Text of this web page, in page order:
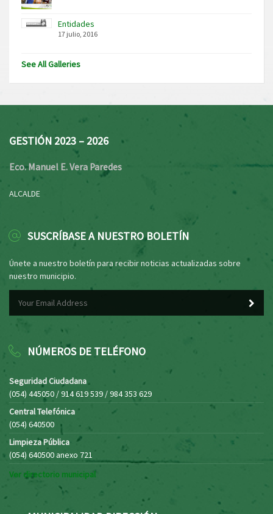
Entidades
17 julio, 2016
See All Galleries
GESTIÓN 2023 – 2026
Eco. Manuel E. Vera Paredes
ALCALDE
SUSCRÍBASE A NUESTRO BOLETÍN
Únete a nuestro boletín para recibir noticias actualizadas sobre
nuestro municipio.
NÚMEROS DE TELÉFONO
Seguridad Ciudadana
(054) 445050 / 914 619 539 / 984 353 629
Central Telefónica
(054) 640500
Limpieza Pública
(054) 640500 anexo 721
Ver directorio municipal